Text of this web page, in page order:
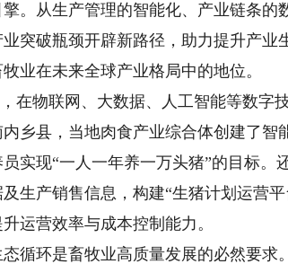
。从生产管理的智能化、产业链条的
突破瓶颈开辟新路径，助力提升产业
业在未来全球产业格局中的地位。
物联网、大数据、人工智能等数字
乡县，当地肉食产业综合体创建了智
实现“一人一年养一万头猪”的目标。
生产销售信息，构建“生猪计划运营
运营效率与成本控制能力。
环是畜牧业高质量发展的必然要求